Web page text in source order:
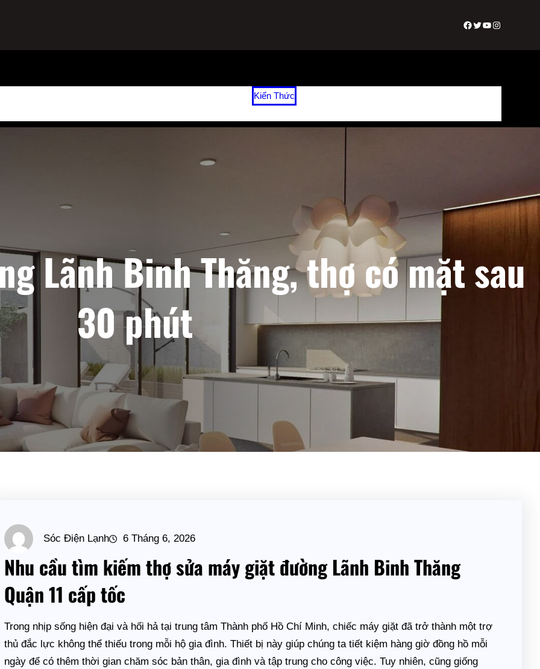
Facebook
Twitter
Youtube
Instagram
Kiến Thức
Lãnh Binh Thăng, thợ có mặt sau
30 phút
Sóc Điện Lạnh 6 Tháng 6, 2026
Nhu cầu tìm kiếm thợ sửa máy giặt đường Lãnh Binh Thăng
Quận 11 cấp tốc
Trong nhịp sống hiện đại và hối hả tại trung tâm Thành phố Hồ Chí Minh, chiếc máy giặt đã trở thành một trợ
thủ đắc lực không thể thiếu trong mỗi hộ gia đình. Thiết bị này giúp chúng ta tiết kiệm hàng giờ đồng hồ mỗi
ngày để có thêm thời gian chăm sóc bản thân, gia đình và tập trung cho công việc. Tuy nhiên, cũng giống